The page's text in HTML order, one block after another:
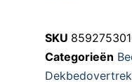
SKU
Categorieën
Dekbedovertrek